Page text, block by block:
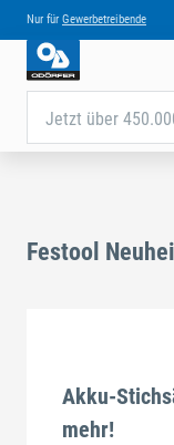
Nur für Gewerbetreibende
Jetzt über
Festool
Akku-
mehr!